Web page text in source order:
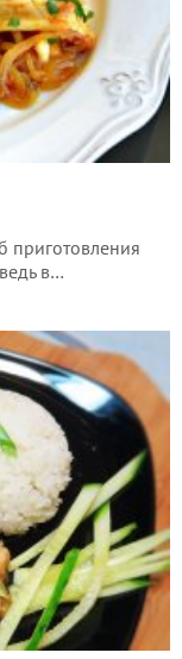
приготовления
в…